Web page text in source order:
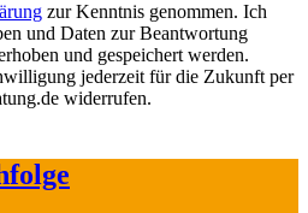
zur Kenntnis genommen. Ich
und Daten zur Beantwortung
und gespeichert werden.
jederzeit für die Zukunft per
widerrufen.